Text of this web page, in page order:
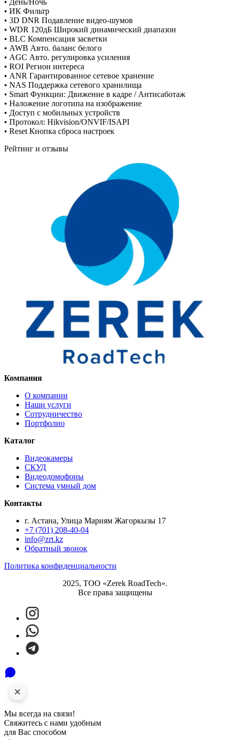
• День/Ночь
• ИК Фильтр
• 3D DNR Подавление видео-шумов
• WDR 120дБ Широкий динамический диапазон
• BLC Компенсация засветки
• AWB Авто. баланс белого
• AGC Авто. регулировка усиления
• ROI Регион интереса
• ANR Гарантированное сетевое хранение
• NAS Поддержка сетевого хранилища
• Smart Функции: Движение в кадре / Антисаботаж
• Наложение логотипа на изображение
• Доступ с мобильных устройств
• Протокол: Hikvision/ONVIF/ISAPI
• Reset Кнопка сброса настроек
Рейтинг и отзывы
Компания
О компании
Наши услуги
Сотрудничество
Портфолио
Каталог
Видеокамеры
СКУД
Видеодомофоны
Система умный дом
Контакты
г. Астана, Улица Мариям Жагоркызы 17
+7 (701) 208-40-04
info@zrt.kz
Обратный звонок
Политика конфиденциальности
2025, ТОО «Zerek RoadTech».
Все права защищены
Мы всегда на связи!
Свяжитесь с нами удобным
для Вас способом